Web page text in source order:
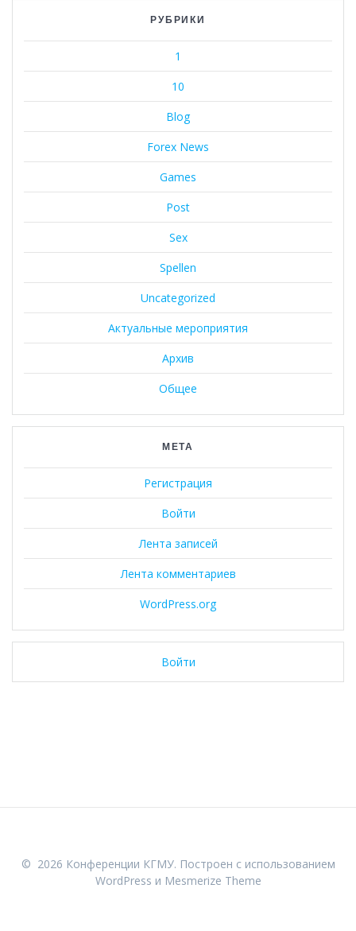
РУБРИКИ
1
10
Blog
Forex News
Games
Post
Sex
Spellen
Uncategorized
Актуальные мероприятия
Архив
Общее
МЕТА
Регистрация
Войти
Лента записей
Лента комментариев
WordPress.org
Войти
© 2026 Конференции КГМУ. Построен с использованием
WordPress и Mesmerize Theme